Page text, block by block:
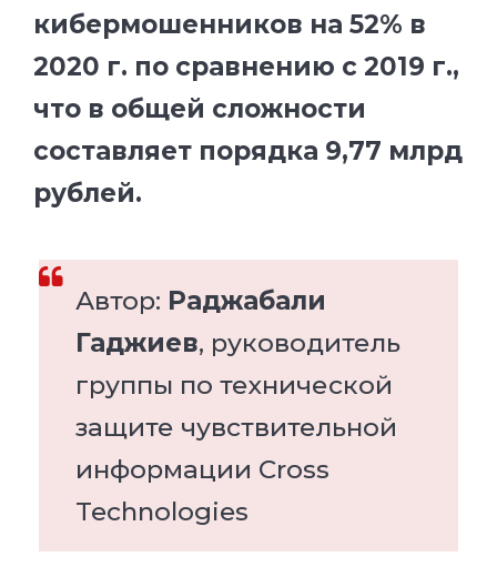
кибермошенников на 52% в
2020 г. по сравнению с 2019 г.,
что в общей сложности
составляет порядка 9,77 млрд
рублей.
Автор: Раджабали
Гаджиев, руководитель
группы по технической
защите чувствительной
информации Cross
Technologies